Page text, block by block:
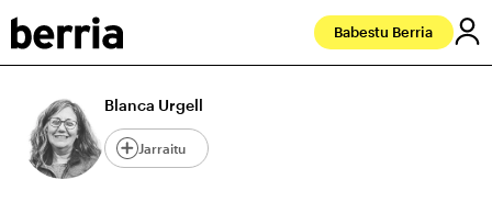
Babestu Berria
Blanca Urgell
Jarraitu